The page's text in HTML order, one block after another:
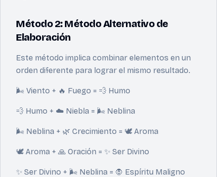
Método 2: Método Alternativo de
Elaboración
Este método implica combinar elementos en un
orden diferente para lograr el mismo resultado.
🌬 Viento + 🔥 Fuego = 💨 Humo
💨 Humo + ☁️ Niebla = 🌬 Neblina
🌬 Neblina + 🌿 Crecimiento = 🕊️ Aroma
🕊️ Aroma + 🙏 Oración = ✨ Ser Divino
✨ Ser Divino + 🌬 Neblina = 🧛 Espíritu Maligno